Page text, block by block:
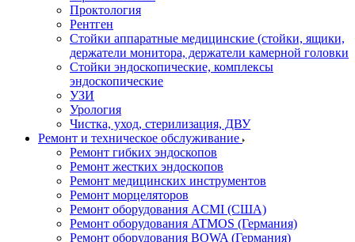
Проктология
Рентген
Стойки аппаратные медицинские (стойки, ящики,
держатели монитора, держатели камерной головки
Стойки эндоскопические, комплексы
эндоскопические
УЗИ
Урология
Чистка, уход, стерилизация, ДВУ
Ремонт и техническое обслуживание
Ремонт гибких эндоскопов
Ремонт жестких эндоскопов
Ремонт медицинских инструментов
Ремонт морцеляторов
Ремонт оборудования ACMI (США)
Ремонт оборудования ATMOS (Германия)
Ремонт оборудования BOWA (Германия)